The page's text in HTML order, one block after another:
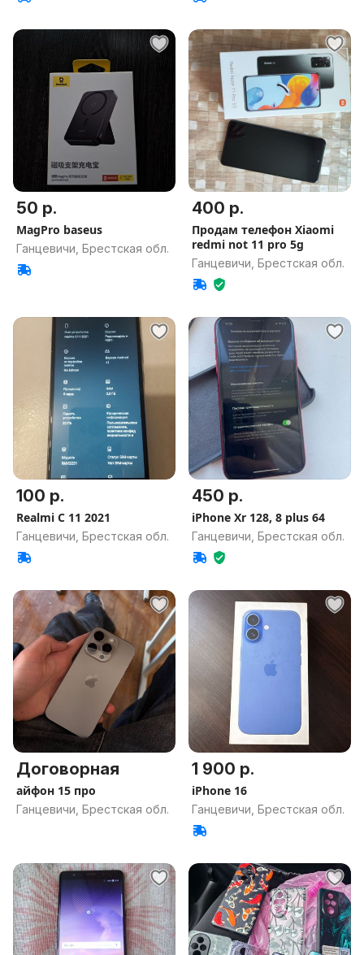
50 р.
MagPro baseus
Ганцевичи, Брестская обл.
400 р.
Продам телефон Xiaomi
redmi not 11 pro 5g
Ганцевичи, Брестская обл.
100 р.
Realmi C 11 2021
Ганцевичи, Брестская обл.
450 р.
iPhone Xr 128, 8 plus 64
Ганцевичи, Брестская обл.
Договорная
айфон 15 про
Ганцевичи, Брестская обл.
1 900 р.
iPhone 16
Ганцевичи, Брестская обл.